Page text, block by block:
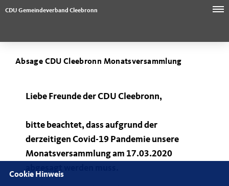
CDU Gemeindeverband Cleebronn
Absage CDU Cleebronn Monatsversammlung
Liebe Freunde der CDU Cleebronn,
bitte beachtet, dass aufgrund der
derzeitigen Covid-19 Pandemie unsere
Monatsversammlung am 17.03.2020
Cookie Hinweis